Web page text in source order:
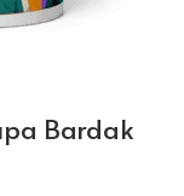
Bardak